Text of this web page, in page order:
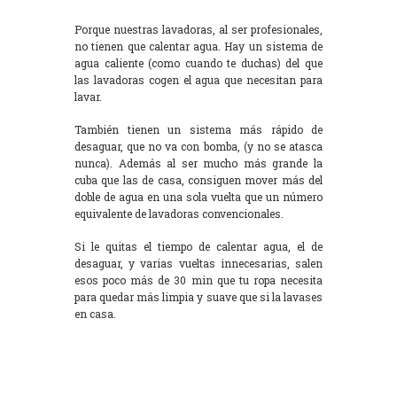
Porque nuestras lavadoras, al ser profesionales,
no tienen que calentar agua. Hay un sistema de
agua caliente (como cuando te duchas) del que
las lavadoras cogen el agua que necesitan para
lavar.
También tienen un sistema más rápido de
desaguar, que no va con bomba, (y no se atasca
nunca). Además al ser mucho más grande la
cuba que las de casa, consiguen mover más del
doble de agua en una sola vuelta que un número
equivalente de lavadoras convencionales.
Si le quitas el tiempo de calentar agua, el de
desaguar, y varias vueltas innecesarias, salen
esos poco más de 30 min que tu ropa necesita
para quedar más limpia y suave que si la lavases
en casa.